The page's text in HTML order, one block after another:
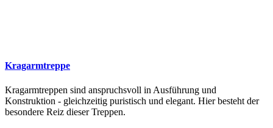
Kragarmtreppe
Kragarmtreppen sind anspruchsvoll in Ausführung und
Konstruktion - gleichzeitig puristisch und elegant. Hier besteht der
besondere Reiz dieser Treppen.